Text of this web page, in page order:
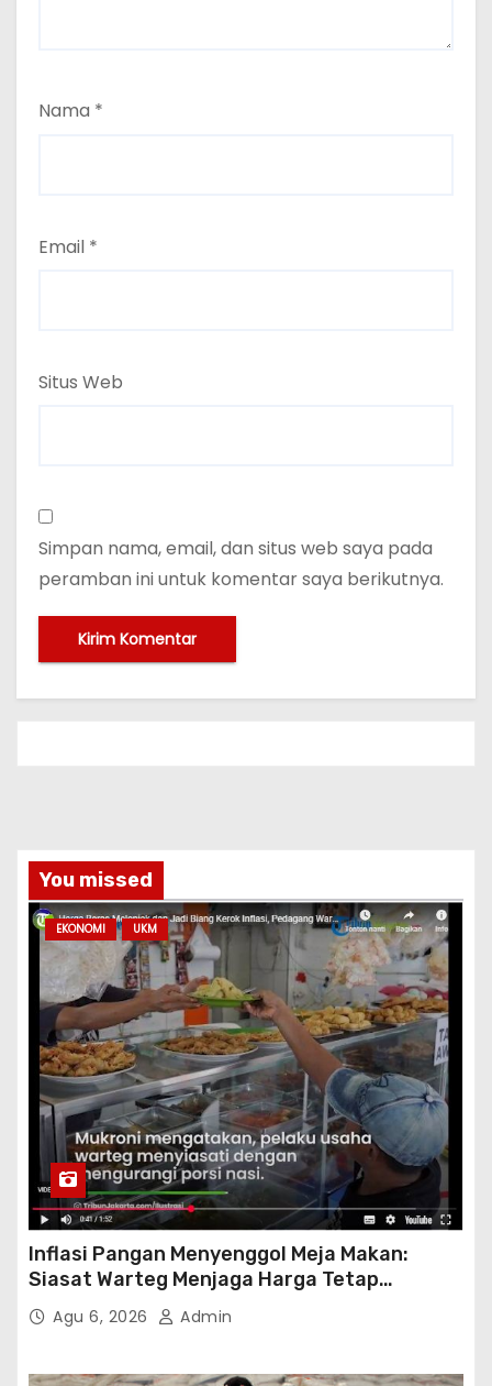
Nama *
Email *
Situs Web
Simpan nama, email, dan situs web saya pada
peramban ini untuk komentar saya berikutnya.
You missed
EKONOMI UKM
Inflasi Pangan Menyenggol Meja Makan:
Siasat Warteg Menjaga Harga Tetap
Terjangkau
Agu 6, 2026 Admin